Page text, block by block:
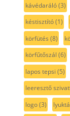
kávédaráló(3)
késtisztító(1)
körfütés (8)
körfűtőszál (6)
lapos tepsi (5)
leeresztő
logo(3)